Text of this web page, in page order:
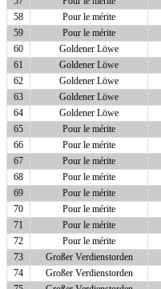
58
Pour le mérite
59
Pour le mérite
60
Goldener Löwe
61
Goldener Löwe
62
Goldener Löwe
63
Goldener Löwe
64
Goldener Löwe
65
Pour le mérite
66
Pour le mérite
67
Pour le mérite
68
Pour le mérite
69
Pour le mérite
70
Pour le mérite
71
Pour le mérite
72
Pour le mérite
73
Großer Verdienstorden
74
Großer Verdienstorden